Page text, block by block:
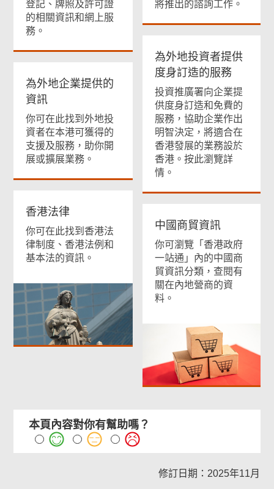
登記、牌照及許可證
的相關資訊和網上服
務。
將推出的諮詢工作。
為外地投資者提供
度身訂造的服務
投資推廣署向企業提
供度身訂造和免費的
服務，協助企業作出
明智決定，將適合在
香港發展的業務設於
香港。按此瀏覽詳
情。
為外地企業提供的
資訊
你可在此找到外地投
資者在本港可獲得的
支援及服務，助你開
展或擴展業務。
香港法律
你可在此找到香港法
律制度、香港法例和
基本法的資訊。
中國商貿資訊
你可瀏覽「香港政府
一站通」內的中國商
貿資訊分類，查閱有
關在內地營商的資
料。
本頁內容對你有幫助嗎？
修訂日期：2025年11月